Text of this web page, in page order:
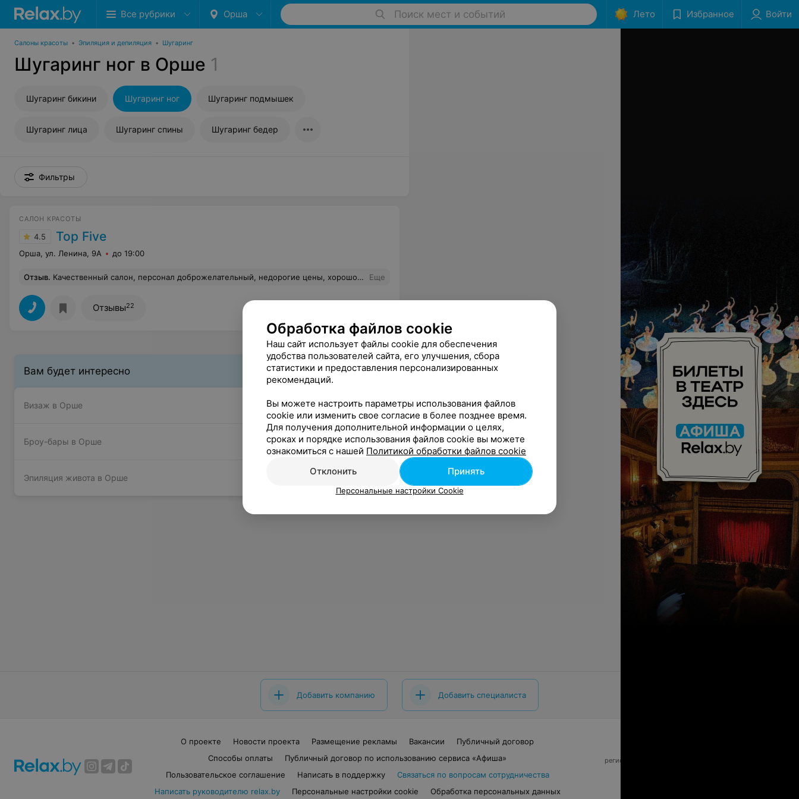
Все рубрики Орша Поиск мест и событий Лето Избранное Войти
Салоны красоты • Эпиляция и депиляция • Шугаринг
Шугаринг ног в Орше 1
Шугаринг бикини Шугаринг ног Шугаринг подмышек
Шугаринг лица Шугаринг спины Шугаринг бедер
Фильтры
САЛОН КРАСОТЫ
4.5 Top Five
Орша, ул. Ленина, 9А до 19:00
Отзыв. Качественный салон, персонал доброжелательный, недорогие цены, хорошо делают свою работу. Еще
Отзывы22
Вам будет интересно
Визаж в Орше
Броу-бары в Орше
Эпиляция живота в Орше
Добавить компанию Добавить специалиста
О проекте Новости проекта Размещение рекламы Вакансии
Публичный договор
Способы оплаты
Публичный договор по использованию сервиса «Афиша»
Пользовательское соглашение
Написать в поддержку
Связаться по вопросам сотрудничества
Написать руководителю relax.by
Персональные настройки cookie Обработка персональных данных
регистрирующий орган - Минский горисполком
Обработка файлов cookie
Наш сайт использует файлы cookie для обеспечения
удобства пользователей сайта, его улучшения, сбора
статистики и предоставления персонализированных
рекомендаций.
Вы можете настроить параметры использования файлов
cookie или изменить свое согласие в более позднее время.
Для получения дополнительной информации о целях,
сроках и порядке использования файлов cookie вы можете
ознакомиться с нашей Политикой обработки файлов cookie
Отклонить
Принять
Персональные настройки Cookie